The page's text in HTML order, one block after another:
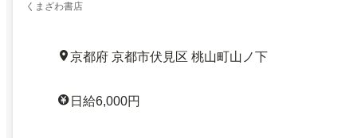
くまざわ書店
京都府 京都市伏見区 桃山町山ノ下
日給6,000円